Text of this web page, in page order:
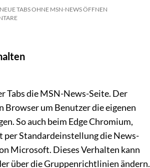
TABS OHNE MSN-NEWS ÖFFNEN
Tabs die MSN-News-Seite. Der
Browser um Benutzer die eigenen
So auch beim Edge Chromium,
per Standardeinstellung die News-
Microsoft. Dieses Verhalten kann
über die Gruppenrichtlinien ändern.